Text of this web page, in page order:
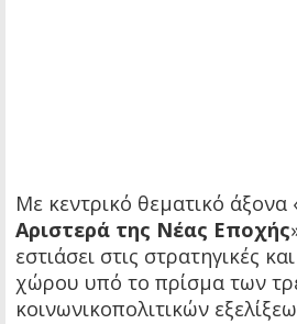
Με κεντρικό θεματικό άξονα
Αριστερά της Νέας Εποχής
εστιάσει στις στρατηγικές
χώρου υπό το πρίσμα των
κοινωνικοπολιτικών